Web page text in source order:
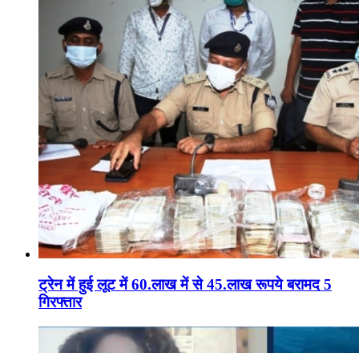
ट्रेन में हुई लूट में 60.लाख में से 45.लाख रूपये बरामद 5
गिरफ्तार